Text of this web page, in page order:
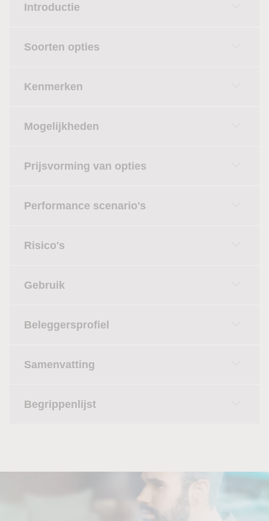
Introductie
Soorten opties
Kenmerken
Mogelijkheden
Prijsvorming van opties
Performance scenario's
Risico's
Gebruik
Beleggersprofiel
Samenvatting
Begrippenlijst